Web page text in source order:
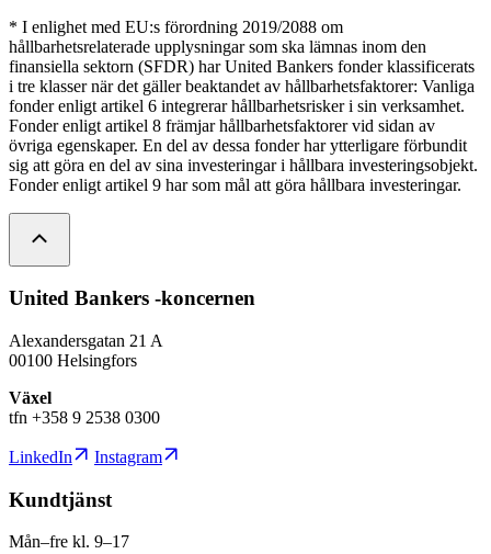
* I enlighet med EU:s förordning 2019/2088 om
hållbarhetsrelaterade upplysningar som ska lämnas inom den
finansiella sektorn (SFDR) har United Bankers fonder klassificerats
i tre klasser när det gäller beaktandet av hållbarhetsfaktorer: Vanliga
fonder enligt artikel 6 integrerar hållbarhetsrisker i sin verksamhet.
Fonder enligt artikel 8 främjar hållbarhetsfaktorer vid sidan av
övriga egenskaper. En del av dessa fonder har ytterligare förbundit
sig att göra en del av sina investeringar i hållbara investeringsobjekt.
Fonder enligt artikel 9 har som mål att göra hållbara investeringar.
United Bankers -koncernen
Alexandersgatan 21 A
00100 Helsingfors
Växel
tfn +358 9 2538 0300
LinkedIn Instagram
Kundtjänst
Mån–fre kl. 9–17